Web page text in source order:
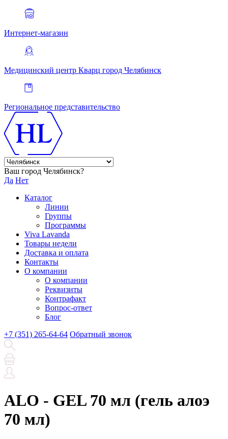
Интернет-магазин
Медицинский центр Кварц город Челябинск
Региональное представительство
Ваш город Челябинск?
Да Нет
Каталог
Линии
Группы
Программы
Viva Lavanda
Товары недели
Доставка и оплата
Контакты
О компании
О компании
Реквизиты
Контрафакт
Вопрос-ответ
Блог
+7 (351) 265-64-64 Обратный звонок
ALO - GEL 70 мл (гель алоэ
70 мл)